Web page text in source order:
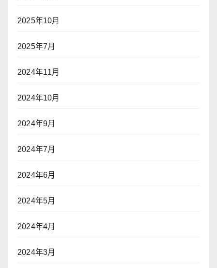
2025年10月
2025年7月
2024年11月
2024年10月
2024年9月
2024年7月
2024年6月
2024年5月
2024年4月
2024年3月